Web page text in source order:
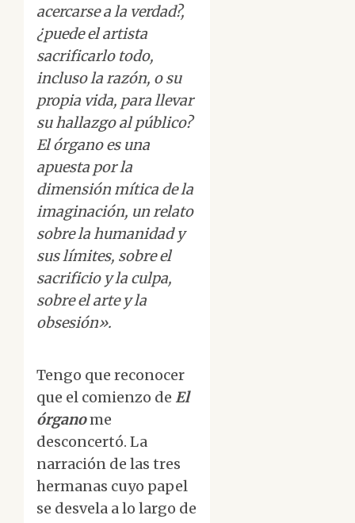
acercarse a la verdad?,
¿puede el artista
sacrificarlo todo,
incluso la razón, o su
propia vida, para llevar
su hallazgo al público?
El órgano es una
apuesta por la
dimensión mítica de la
imaginación, un relato
sobre la humanidad y
sus límites, sobre el
sacrificio y la culpa,
sobre el arte y la
obsesión».
Tengo que reconocer
que el comienzo de El
órganome
desconcertó. La
narración de las tres
hermanas cuyo papel
se desvela a lo largo de